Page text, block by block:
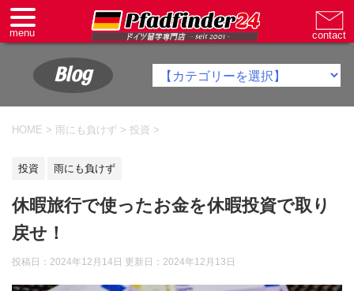
Blog
HOME > 雨にも負けず > 投資 >
投資 雨にも負けず
休暇旅行で使ったお金を休暇投資で取り
戻せ！
投稿日：2024年12月14日 更新日： 2024年12月13日